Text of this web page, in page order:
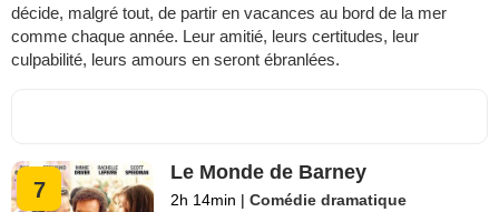
décide, malgré tout, de partir en vacances au bord de la mer
comme chaque année. Leur amitié, leurs certitudes, leur
culpabilité, leurs amours en seront ébranlées.
7
Le Monde de Barney
2h 14min | Comédie dramatique